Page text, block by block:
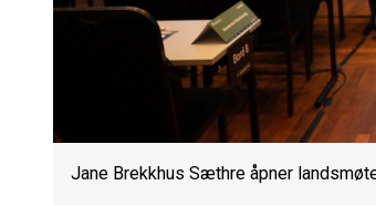
Jane Brekkhus Sæthre åpner